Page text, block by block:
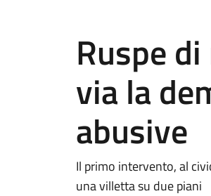
Ruspe
via la
abusive
Il primo intervento, al
una villetta su due piani